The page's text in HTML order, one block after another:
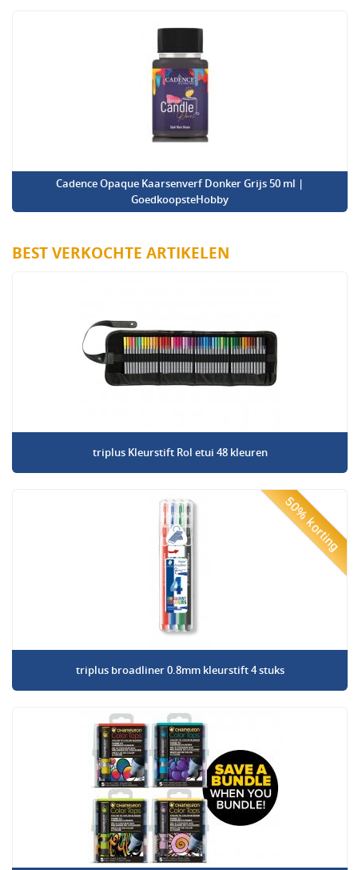
Cadence Opaque Kaarsenverf Donker Grijs 50 ml |
GoedkoopsteHobby
BEST VERKOCHTE ARTIKELEN
triplus Kleurstift Rol etui 48 kleuren
50% korting
triplus broadliner 0.8mm kleurstift 4 stuks